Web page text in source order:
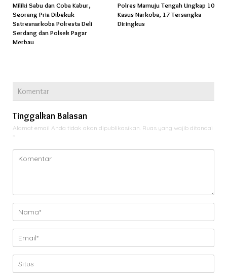
Miliki Sabu dan Coba Kabur,
Seorang Pria Dibekuk
Satresnarkoba Polresta Deli
Serdang dan Polsek Pagar
Merbau
Polres Mamuju Tengah Ungkap 10
Kasus Narkoba, 17 Tersangka
Diringkus
Komentar
Tinggalkan Balasan
Alamat email Anda tidak akan dipublikasikan. Ruas yang wajib ditandai
*